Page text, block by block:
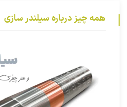
همه چیز درباره سیلندر سازی